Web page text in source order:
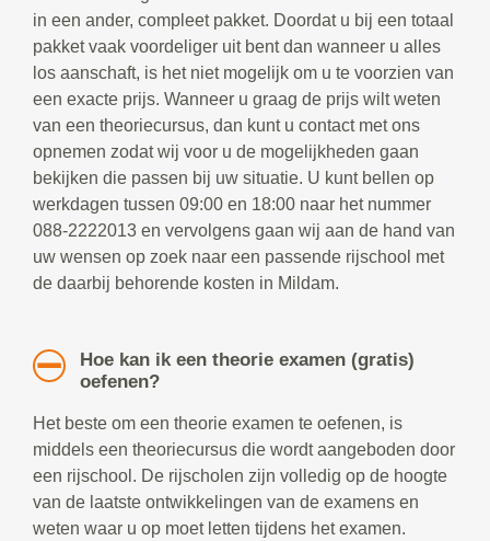
in een ander, compleet pakket. Doordat u bij een totaal
pakket vaak voordeliger uit bent dan wanneer u alles
los aanschaft, is het niet mogelijk om u te voorzien van
een exacte prijs. Wanneer u graag de prijs wilt weten
van een theoriecursus, dan kunt u contact met ons
opnemen zodat wij voor u de mogelijkheden gaan
bekijken die passen bij uw situatie. U kunt bellen op
werkdagen tussen 09:00 en 18:00 naar het nummer
088-2222013 en vervolgens gaan wij aan de hand van
uw wensen op zoek naar een passende rijschool met
de daarbij behorende kosten in Mildam.
Hoe kan ik een theorie examen (gratis)
oefenen?
Het beste om een theorie examen te oefenen, is
middels een theoriecursus die wordt aangeboden door
een rijschool. De rijscholen zijn volledig op de hoogte
van de laatste ontwikkelingen van de examens en
weten waar u op moet letten tijdens het examen.